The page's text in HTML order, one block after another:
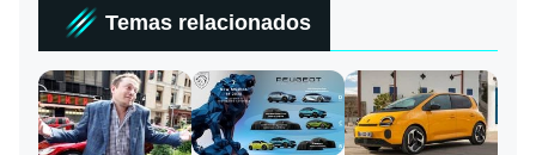
Temas relacionados